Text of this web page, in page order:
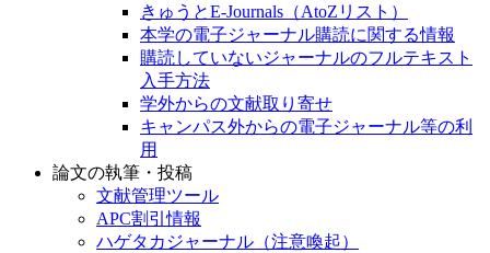
きゅうとE-Journals（AtoZリスト）
本学の電子ジャーナル購読に関する情報
購読していないジャーナルのフルテキスト
入手方法
学外からの文献取り寄せ
キャンパス外からの電子ジャーナル等の利
用
論文の執筆・投稿
文献管理ツール
APC割引情報
ハゲタカジャーナル（注意喚起）